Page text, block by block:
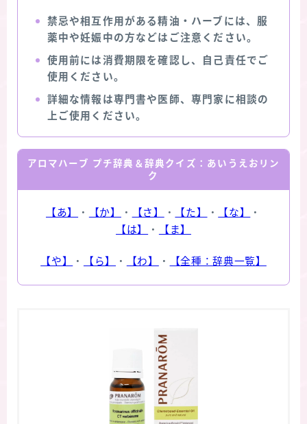
禁忌や相互作用がある精油・ハーブには、服
薬中や妊娠中の方などはご注意ください。
使用前には消費期限を確認し、自己責任でご
使用ください。
詳細な情報は専門書や医師、専門家に相談の
上ご使用ください。
アロマハーブ プチ辞典＆辞典クイズ：あいうえおリン
ク
【あ】 ・ 【か】 ・ 【さ】 ・ 【た】 ・ 【な】
・
【は】
・ 【ま】
【や】 ・ 【ら】 ・ 【わ】 ・ 【全種：辞典一覧】